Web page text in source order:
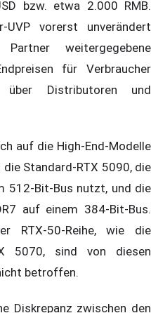
bzw. etwa 2.000 RMB.
vorerst unverändert
weitergegebene
für Verbraucher
Distributoren und
auf die High-End-Modelle
Standard-RTX 5090, die
512-Bit-Bus nutzt, und die
auf einem 384-Bit-Bus.
RTX-50-Reihe, wie die
5070, sind von diesen
betroffen.
Diskrepanz zwischen den